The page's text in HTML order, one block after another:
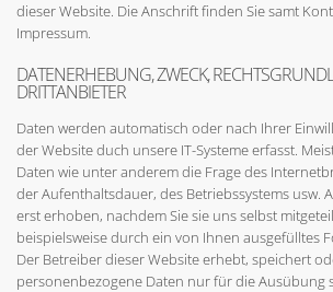
dieser Website. Die Anschrift finden Sie samt
Impressum.
DATENERHEBUNG, ZWECK,
DRITTANBIETER
Daten werden automatisch oder nach Ihrer
der Website duch unsere IT-Systeme erfasst.
Daten wie unter anderem die Frage des
der Aufenthaltsdauer, des Betriebssystems usw.
erst erhoben, nachdem Sie sie uns selbst
beispielsweise durch ein von Ihnen ausgefülltes
Der Betreiber dieser Website erhebt, speichert
personenbezogene Daten nur für die Ausübung